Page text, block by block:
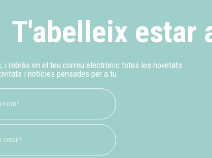
T'abelleix estar
rebràs en el teu correu electrònic totes les novetats
i notícies pensades per a tu